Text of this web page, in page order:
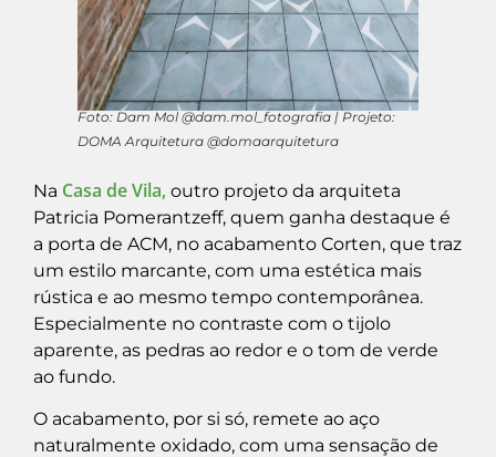
Foto: Dam Mol @dam.mol_fotografia | Projeto:
DOMA Arquitetura @domaarquitetura
Na Casa de Vila, outro projeto da arquiteta
Patricia Pomerantzeff, quem ganha destaque é
a porta de ACM, no acabamento Corten, que traz
um estilo marcante, com uma estética mais
rústica e ao mesmo tempo contemporânea.
Especialmente no contraste com o tijolo
aparente, as pedras ao redor e o tom de verde
ao fundo.
O acabamento, por si só, remete ao aço
naturalmente oxidado, com uma sensação de